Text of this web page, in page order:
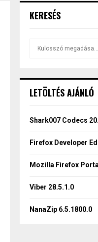
KERESÉS
h
o
LETÖLTÉS AJÁNLÓ
Shark007 Codecs
Firefox Developer
Mozilla Firefox
Viber 28.5.1.0
NanaZip 6.5.1800.0